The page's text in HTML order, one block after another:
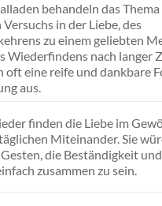
behandeln das Thema
in der Liebe, des
zu einem geliebten
Wiederfindens nach langer
oft eine reife und dankbare
aus.
finden die Liebe im
Miteinander. Sie
die Beständigkeit
zusammen zu sein.